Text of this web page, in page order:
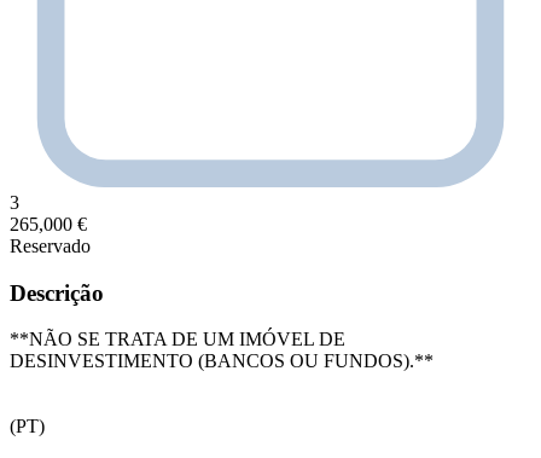
3
265,000 €
Reservado
Descrição
**NÃO SE TRATA DE UM IMÓVEL DE
DESINVESTIMENTO (BANCOS OU FUNDOS).**
(PT)